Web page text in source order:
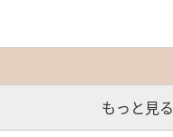
もっと見る